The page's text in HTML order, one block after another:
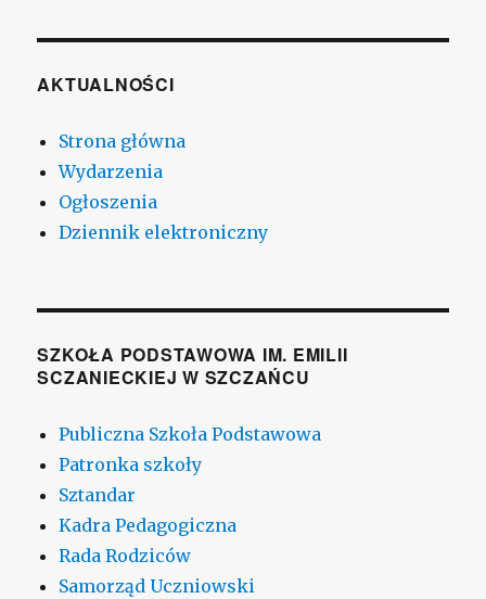
AKTUALNOŚCI
Strona główna
Wydarzenia
Ogłoszenia
Dziennik elektroniczny
SZKOŁA PODSTAWOWA IM. EMILII
SCZANIECKIEJ W SZCZAŃCU
Publiczna Szkoła Podstawowa
Patronka szkoły
Sztandar
Kadra Pedagogiczna
Rada Rodziców
Samorząd Uczniowski